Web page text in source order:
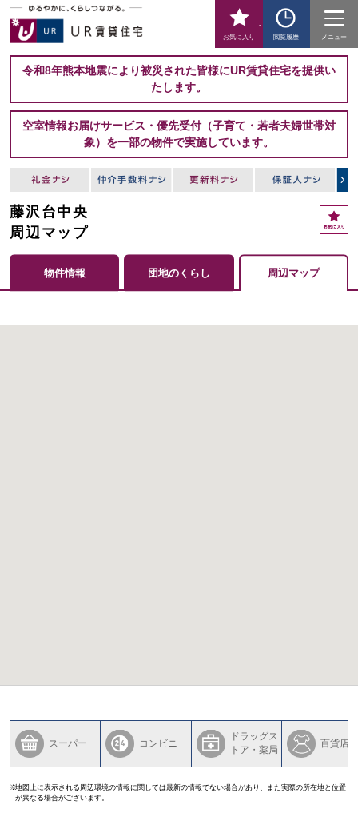
お気に入り
-
閲覧履歴
メニュー
令和8年熊本地震により被災された皆様にUR賃貸住宅を提供い
たします。
空室情報お届けサービス・優先受付（子育て・若者夫婦世帯対
象）を一部の物件で実施しています。
藤沢台中央
周辺マップ
物件情報 団地のくらし 周辺マップ
スーパー コンビニ
ドラッグス
トア・薬局
百貨店
地図上に表示される周辺環境の情報に関しては最新の情報でない場合があり、また実際の所在地と位置
が異なる場合がございます。